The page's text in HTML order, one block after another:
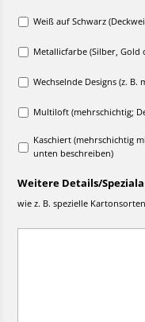
Weiß auf Schwarz
Metallicfarbe (Silber,
Wechselnde Designs (z.
Multiloft (mehrschichtig;
Kaschiert (mehrschichtig
unten beschreiben)
Weitere Details/
wie z. B. spezielle